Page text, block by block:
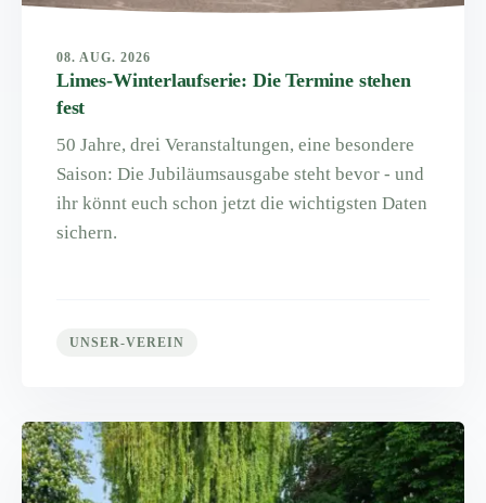
08. AUG. 2026
Limes-Winterlaufserie: Die Termine stehen
fest
50 Jahre, drei Veranstaltungen, eine besondere
Saison: Die Jubiläumsausgabe steht bevor - und
ihr könnt euch schon jetzt die wichtigsten Daten
sichern.
UNSER-VEREIN